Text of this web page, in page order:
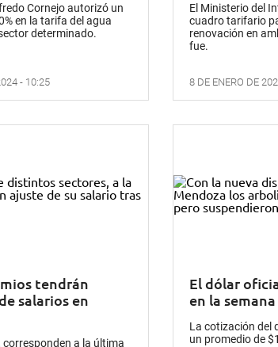
Cornejo autorizó un
en la tarifa del agua
determinado.
- 10:25
El Ministerio del
cuadro tarifario
renovación en
fue.
8 DE ENERO DE
tendrán
salarios en
corresponden a la última
El dólar
en la
La cotización del
un promedio de